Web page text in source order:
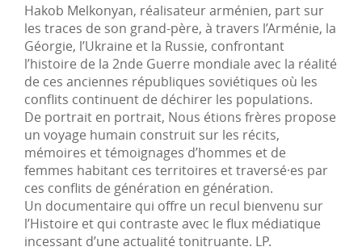
Hakob Melkonyan, réalisateur arménien, part sur
les traces de son grand-père, à travers l’Arménie, la
Géorgie, l’Ukraine et la Russie, confrontant
l’histoire de la 2nde Guerre mondiale avec la réalité
de ces anciennes républiques soviétiques où les
conflits continuent de déchirer les populations.
De portrait en portrait, Nous étions frères propose
un voyage humain construit sur les récits,
mémoires et témoignages d’hommes et de
femmes habitant ces territoires et traversé·es par
ces conflits de génération en génération.
Un documentaire qui offre un recul bienvenu sur
l’Histoire et qui contraste avec le flux médiatique
incessant d’une actualité tonitruante. LP.